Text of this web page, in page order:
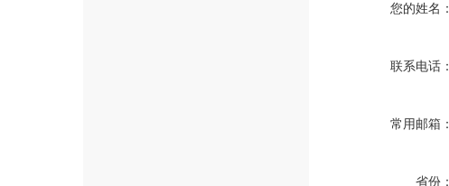
您的姓名：
联系电话：
常用邮箱：
省份：